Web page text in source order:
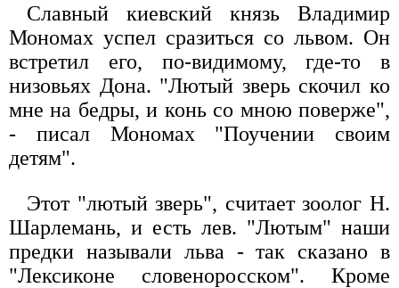
Славный киевский князь Владимир
Мономах успел сразиться со львом. Он
встретил его, по-видимому, где-то в
низовьях Дона. "Лютый зверь скочил ко
мне на бедры, и конь со мною поверже",
- писал Мономах "Поучении своим
детям".
Этот "лютый зверь", считает зоолог Н.
Шарлемань, и есть лев. "Лютым" наши
предки называли льва - так сказано в
"Лексиконе словеноросском". Кроме